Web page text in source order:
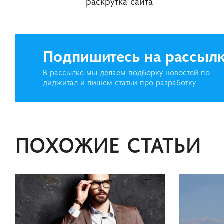
Подпишитесь на
В рассылке мы делаем подборку новостей по
диджитал и пишем статьи про разработку
ПОХОЖИЕ СТАТЬИ